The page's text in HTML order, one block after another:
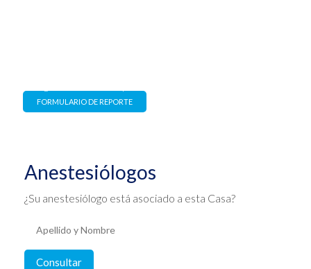
FORMULARIO DE REPORTE
Anestesiólogos
¿Su anestesiólogo está asociado a esta Casa?
Consultar